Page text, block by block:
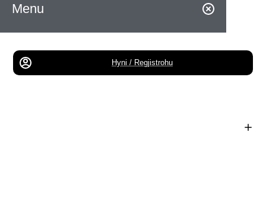
Menu
Hyni / Regjistrohu